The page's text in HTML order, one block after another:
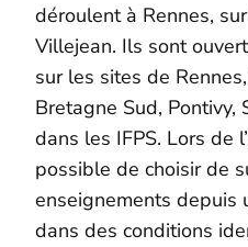
déroulent à Rennes,
Villejean. Ils sont
sur les sites de
Bretagne Sud, Pontivy,
dans les IFPS. Lors de
possible de choisir de
enseignements depuis
dans des conditions